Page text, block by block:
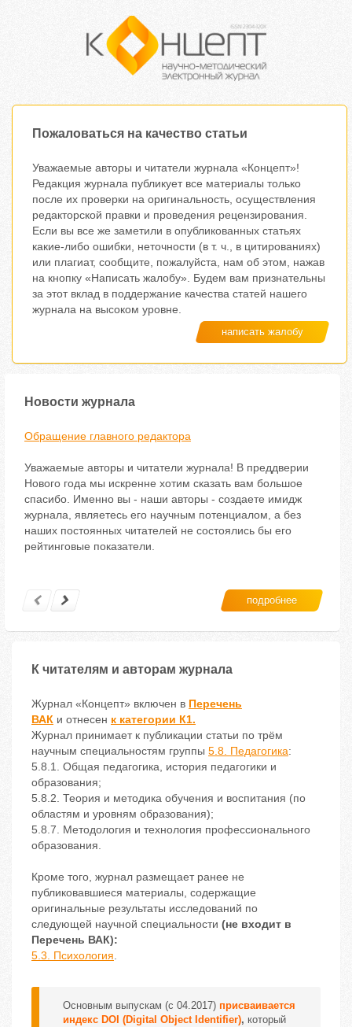
Пожаловаться на качество статьи
Уважаемые авторы и читатели журнала «Концепт»!
Редакция журнала публикует все материалы только
после их проверки на оригинальность, осуществления
редакторской правки и проведения рецензирования.
Если вы все же заметили в опубликованных статьях
какие-либо ошибки, неточности (в т. ч., в цитированиях)
или плагиат, сообщите, пожалуйста, нам об этом, нажав
на кнопку «Написать жалобу». Будем вам признательны
за этот вклад в поддержание качества статей нашего
журнала на высоком уровне.
написать жалобу
Новости журнала
Обращение главного редактора
Уважаемые авторы и читатели журнала! В преддверии
Нового года мы искренне хотим сказать вам большое
спасибо. Именно вы - наши авторы - создаете имидж
журнала, являетесь его научным потенциалом, а без
наших постоянных читателей не состоялись бы его
рейтинговые показатели.
подробнее
К читателям и авторам журнала
Журнал «Концепт» включен в Перечень
ВАК и отнесен к категории К1.
Журнал принимает к публикации статьи по трём
научным специальностям группы 5.8. Педагогика:
5.8.1. Общая педагогика, история педагогики и
образования;
5.8.2. Теория и методика обучения и воспитания (по
областям и уровням образования);
5.8.7. Методология и технология профессионального
образования.
Кроме того, журнал размещает ранее не
публиковавшиеся материалы, содержащие
оригинальные результаты исследований по
следующей научной специальности (не входит в
Перечень ВАК):
5.3. Психология.
Основным выпускам (с 04.2017) присваивается
индекс DOI (Digital Object Identifier), который